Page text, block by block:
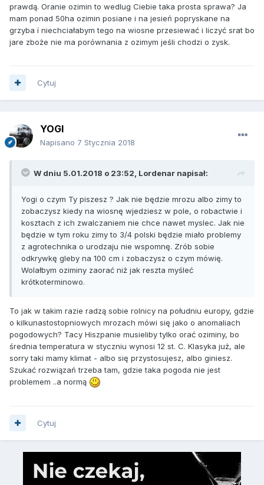
prawdą. Oranie ozimin to wedlug Ciebie taka prosta sprawa? Ja
mam ponad 50ha ozimin posiane i na jesień popryskane na
grzyba í niechciałabym tego na wiosne przesiewać i liczyć srat bo
jare zboże nie ma porównania z ozimym jeśli chodzi o zysk.
Cytuj
YOGI
Napisano 7 Stycznia 2018
W dniu 5.01.2018 o 23:52, Lordenar napisał:
Yogi o czym Ty piszesz ? Jak nie będzie mrozu albo zimy to
zobaczysz kiedy na wiosnę wjedziesz w pole, o robactwie i
kosztach z ich zwalczaniem nie chce nawet myslec. Jak nie
będzie w tym roku zimy to 3/4 polski będzie miało problemy
z agrotechnika o urodzaju nie wspomnę. Zrób sobie
odkrywkę gleby na 100 cm i zobaczysz o czym mówię.
Wolałbym oziminy zaorać niż jak reszta myśleć
krótkoterminowo.
To jak w takim razie radzą sobie rolnicy na południu europy, gdzie
o kilkunastostopniowych mrozach mówi się jako o anomaliach
pogodowych? Tacy Hiszpanie musieliby tylko orać oziminy, bo
średnia temperatura w styczniu wynosi 12 st. C. Klasyka już, ale
sorry taki mamy klimat - albo się przystosujesz, albo giniesz.
Szukać rozwiązań trzeba tam, gdzie taka pogoda nie jest
problemem ..a normą
Cytuj